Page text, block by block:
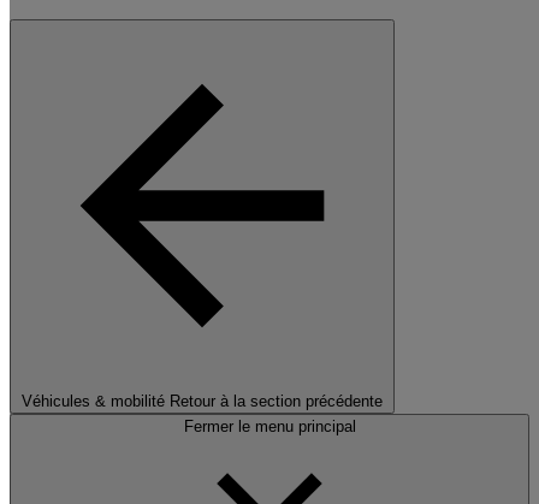
Véhicules & mobilité Retour à la section précédente
Fermer le menu principal